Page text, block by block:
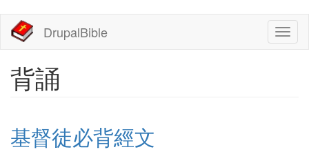
主
DrupalBible
背誦
基督徒必背經文